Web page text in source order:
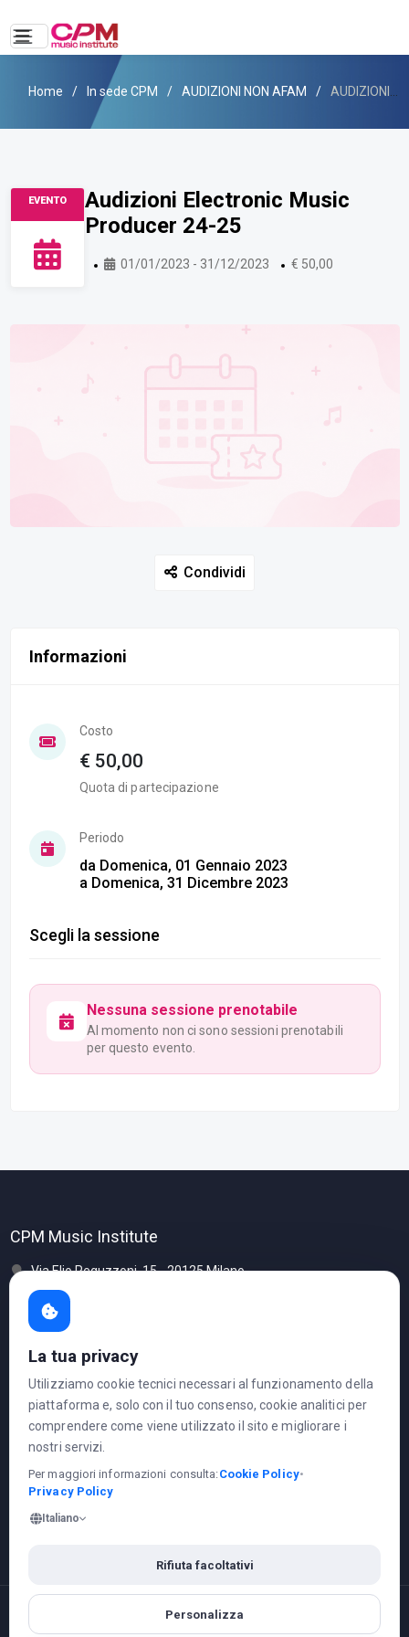
Home In sede CPM AUDIZIONI NON AFAM AUDIZIONI ELECTRONIC MUSIC PRODUCER 24-25
EVENTO
Audizioni Electronic Music
Producer 24-25
01/01/2023 - 31/12/2023 € 50,00
Condividi
Informazioni
Costo
€ 50,00
Quota di partecipazione
Periodo
da Domenica, 01 Gennaio 2023
a Domenica, 31 Dicembre 2023
Scegli la sessione
Nessuna sessione prenotabile
Al momento non ci sono sessioni prenotabili
per questo evento.
CPM Music Institute
Via Elio Reguzzoni, 15 - 20125 Milano
www.cpm.it
corsi@cpm.it
Telefono: 02.641146 1
Ci trovi anche su
© 2026, . P.IVA 05345880966 -
La tua privacy
Utilizziamo cookie tecnici necessari al funzionamento della
piattaforma e, solo con il tuo consenso, cookie analitici per
comprendere come viene utilizzato il sito e migliorare i
nostri servizi.
Per maggiori informazioni consulta:Cookie Policy•
Privacy Policy
Italiano
Personalizza